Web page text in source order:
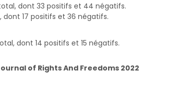
dont 33 positifs et 44 négatifs.
17 positifs et 36 négatifs.
dont 14 positifs et 15 négatifs.
of Rights And Freedoms 2022